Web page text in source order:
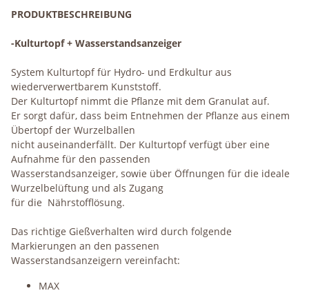
PRODUKTBESCHREIBUNG
-Kulturtopf + Wasserstandsanzeiger
System Kulturtopf für Hydro- und Erdkultur aus
wiederverwertbarem Kunststoff.
Der Kulturtopf nimmt die Pflanze mit dem Granulat auf.
Er sorgt dafür, dass beim Entnehmen der Pflanze aus einem
Übertopf der Wurzelballen
nicht auseinanderfällt. Der Kulturtopf verfügt über eine
Aufnahme für den passenden
Wasserstandsanzeiger, sowie über Öffnungen für die ideale
Wurzelbelüftung und als Zugang
für die Nährstofflösung.
Das richtige Gießverhalten wird durch folgende
Markierungen an den passenen
Wasserstandsanzeigern vereinfacht:
MAX